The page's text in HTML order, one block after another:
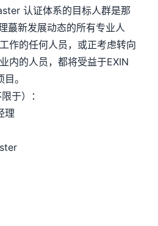
认证体系的目标人群是那
蕞新发展动态的所有专业人
作的任何人员，或正考虑转向
内的人员，都将受益于EXIN
。
于）：
理